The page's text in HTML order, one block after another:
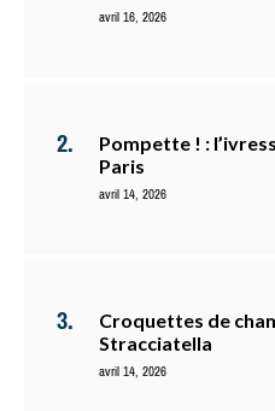
avril 16, 2026
Pompette ! :
Paris
avril 14, 2026
Croquettes de
Stracciatella
avril 14, 2026